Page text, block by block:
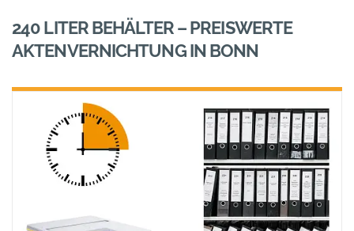
240 LITER BEHÄLTER – PREISWERTE
AKTENVERNICHTUNG IN BONN